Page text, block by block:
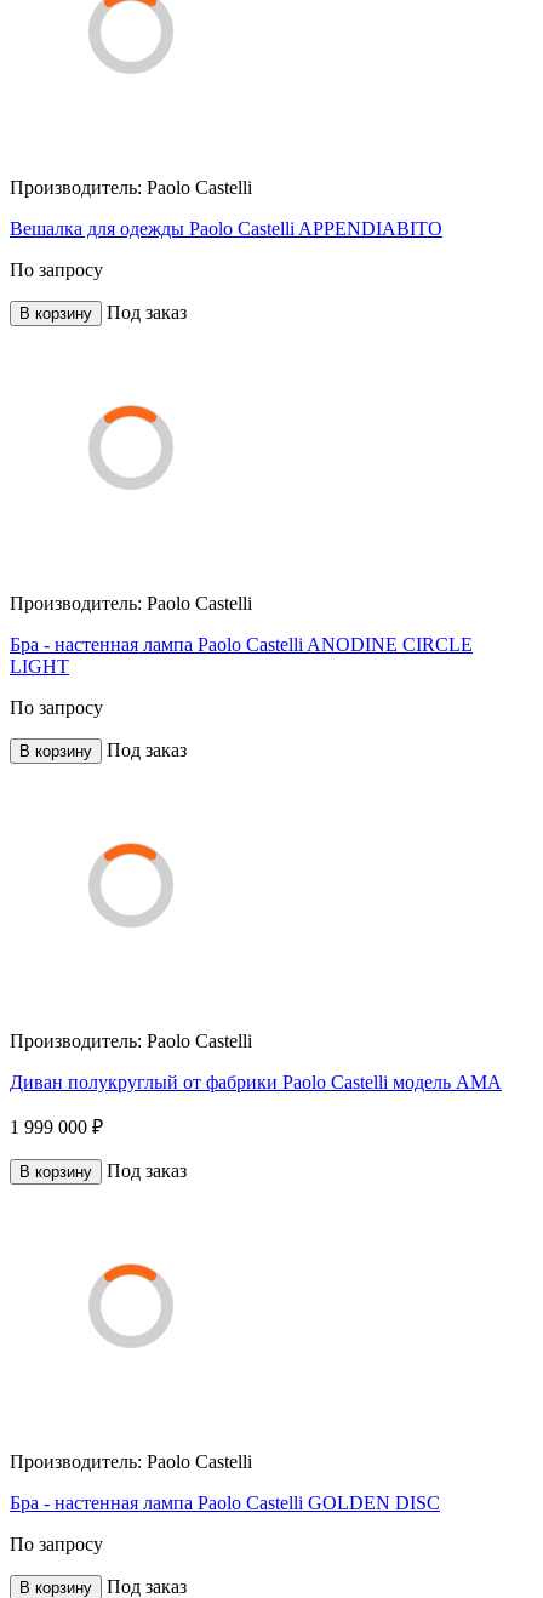
Производитель: Paolo Castelli
Вешалка для одежды Paolo Castelli APPENDIABITO
По запросу
В корзину Под заказ
Производитель: Paolo Castelli
Бра - настенная лампа Paolo Castelli ANODINE CIRCLE
LIGHT
По запросу
В корзину Под заказ
Производитель: Paolo Castelli
Диван полукруглый от фабрики Paolo Castelli модель AMA
1 999 000 ₽
В корзину Под заказ
Производитель: Paolo Castelli
Бра - настенная лампа Paolo Castelli GOLDEN DISC
По запросу
В корзину Под заказ